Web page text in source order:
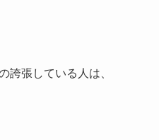
誇張している人は、